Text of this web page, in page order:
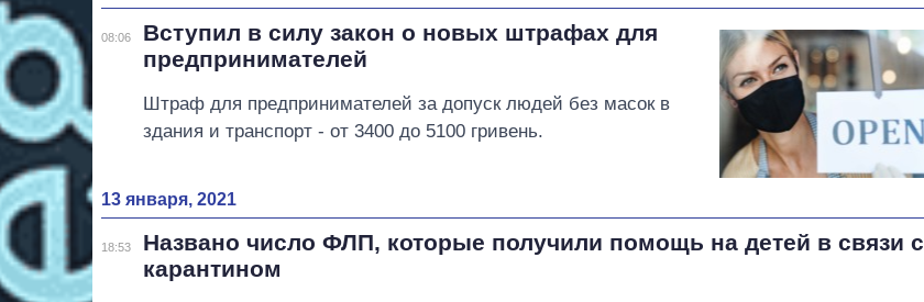
08:06
Вступил в силу закон о новых штрафах для
предпринимателей
Штраф для предпринимателей за допуск людей без масок в
здания и транспорт - от 3400 до 5100 гривень.
13 января, 2021
18:53
Названо число ФЛП, которые получили помощь на детей в связи с
карантином